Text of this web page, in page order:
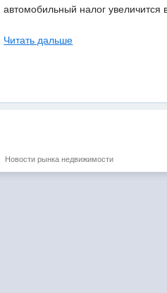
автомобильный налог увеличится
Читать дальше
Новости рынка недвижимости